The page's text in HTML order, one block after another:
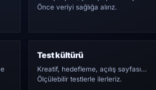
Önce veriyi sağlığa alırız.
Test kültürü
Kreatif, hedefleme, açılış sayfası…
Ölçülebilir testlerle ilerleriz.